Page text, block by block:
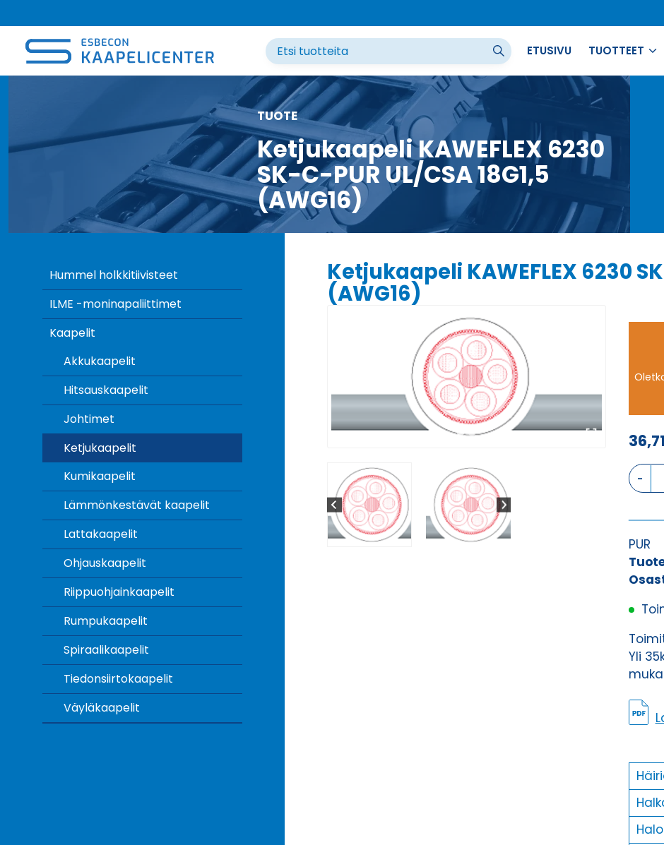
sisältöön
ETUSIVU TUOTTEET
TUOTE
Ketjukaapeli KAWEFLEX 6230
SK-C-PUR UL/CSA 18G1,5
(AWG16)
Hummel holkkitiivisteet
ILME -moninapaliittimet
Kaapelit
Akkukaapelit
Hitsauskaapelit
Johtimet
Ketjukaapelit
Kumikaapelit
Lämmönkestävät kaapelit
Lattakaapelit
Ohjauskaapelit
Riippuohjainkaapelit
Rumpukaapelit
Spiraalikaapelit
Tiedonsiirtokaapelit
Väyläkaapelit
Ketjukaapeli KAWEFLEX 6230
(AWG16)
36,71
PUR
Yli